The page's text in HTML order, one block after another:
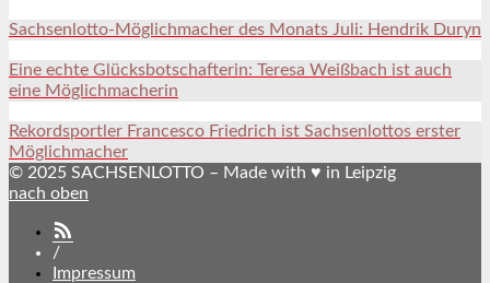
Sachsenlotto-Möglichmacher des Monats Juli: Hendrik Duryn
Eine echte Glücksbotschafterin: Teresa Weißbach ist auch
eine Möglichmacherin
Rekordsportler Francesco Friedrich ist Sachsenlottos erster
Möglichmacher
© 2025 SACHSENLOTTO – Made with ♥ in Leipzig
nach oben
/
Impressum